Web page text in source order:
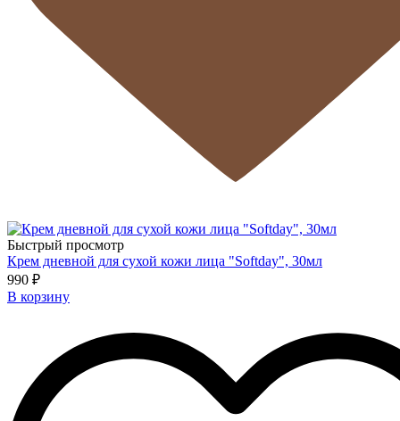
Быстрый просмотр
Крем дневной для сухой кожи лица "Softday", 30мл
990 ₽
В корзину